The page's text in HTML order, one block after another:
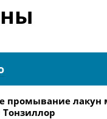
промывание лакун